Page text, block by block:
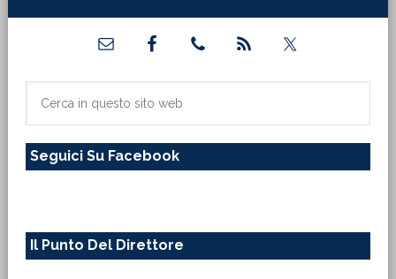
primaria
sito
Seguici Su Facebook
Il Punto Del Direttore